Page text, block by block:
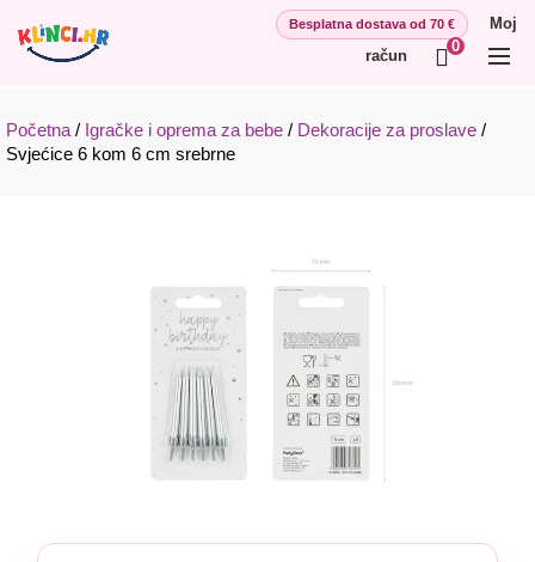
Moj
račun
0
Početna / Igračke i oprema za bebe / Dekoracije za proslave /
Svjećice 6 kom 6 cm srebrne